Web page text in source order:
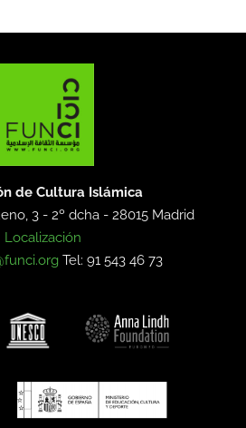
de Cultura Islámica
3 - 2º dcha -28015 Madrid
Localización
Tel: 91 543 46 73